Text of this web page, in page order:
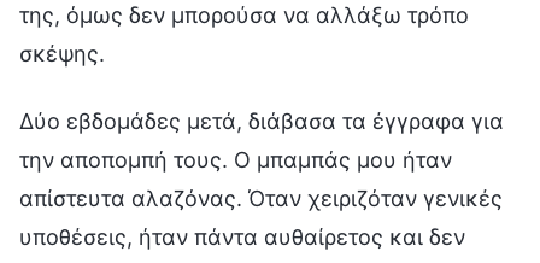
της, όμως δεν μπορούσα να αλλάξω τρόπο
σκέψης.
Δύο εβδομάδες μετά, διάβασα τα έγγραφα για
την αποπομπή τους. Ο μπαμπάς μου ήταν
απίστευτα αλαζόνας. Όταν χειριζόταν γενικές
υποθέσεις, ήταν πάντα αυθαίρετος και δεν